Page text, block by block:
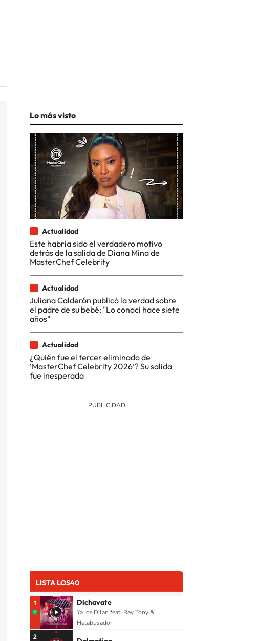
Lo más visto
Actualidad
Este habría sido el verdadero motivo
detrás de la salida de Diana Mina de
MasterChef Celebrity
Actualidad
Juliana Calderón publicó la verdad sobre
el padre de su bebé: "Lo conocí hace siete
años"
Actualidad
¿Quién fue el tercer eliminado de
‘MasterChef Celebrity 2026’? Su salida
fue inesperada
LISTA LOS40
1 Dichavate
Ya Ice Dilan feat. Rey Tony &
Helabusador
2